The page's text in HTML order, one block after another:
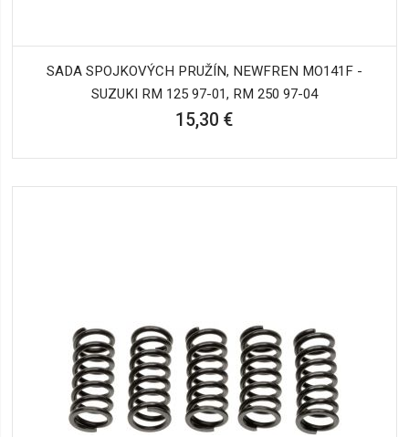
SADA SPOJKOVÝCH PRUŽÍN, NEWFREN MO141F -
SUZUKI RM 125 97-01, RM 250 97-04
15,30 €